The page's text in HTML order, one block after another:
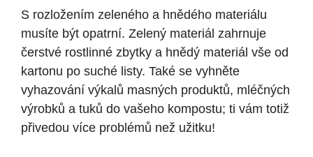
S rozložením zeleného a hnědého materiálu
musíte být opatrní. Zelený materiál zahrnuje
čerstvé rostlinné zbytky a hnědý materiál vše od
kartonu po suché listy. Také se vyhněte
vyhazování výkalů masných produktů, mléčných
výrobků a tuků do vašeho kompostu; ti vám totiž
přivedou více problémů než užitku!